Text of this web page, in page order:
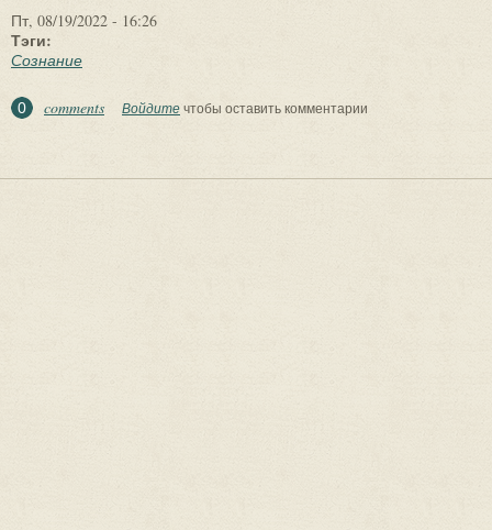
Пт, 08/19/2022 - 16:26
Тэги:
Сознание
0 comments Войдитечтобы оставить комментарии